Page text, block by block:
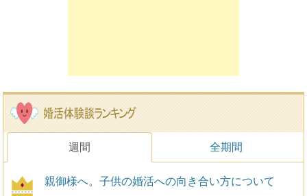
週間 全期間
親御様へ。子供の婚活への向き合い方について